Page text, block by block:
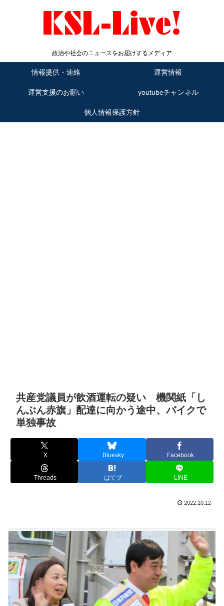
政治や社会のニュースをお届けするメディア
情報提供・連絡 運営情報
運営支援のお願い youtubeチャンネル
個人情報保護方針
共産党議員が飲酒運転の疑い 機関紙「し
んぶん赤旗」配達に向かう途中、バイクで
単独事故
X Bluesky Facebook
Threads はてブ LINE
2022.10.12